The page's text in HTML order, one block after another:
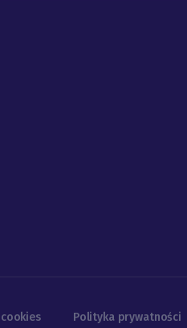
Polityka prywatności